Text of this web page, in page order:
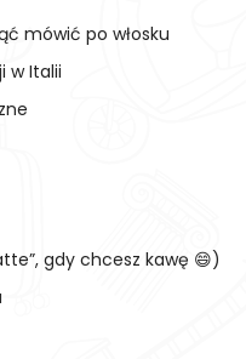
mówić po włosku
w Italii
gdy chcesz kawę 😄)